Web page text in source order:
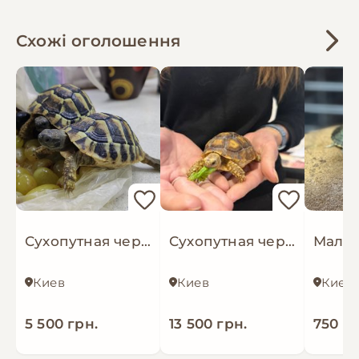
Схожі оголошення
Сухопутная черепаха мини балканская
Киев
5 500 грн.
Сухопутная черепаха шпороносная с роскошной окраской
Киев
13 500 грн.
Киев
750